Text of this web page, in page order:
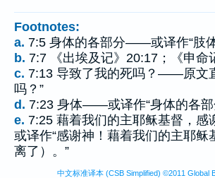
Footnotes:
a. 7:5 身体的各部分——或译作“肢体
b. 7:7 《出埃及记》20:17；《申命
c. 7:13 导致了我的死吗？——原文
吗？”
d. 7:23 身体——或译作“身体的各部
e. 7:25 藉着我们的主耶稣基督，
或译作“感谢神！藉着我们的主耶稣
离了）。”
中文标准译本 (CSB Simplified) ©2011 Global